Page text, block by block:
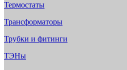
Термостаты
Трансформаторы
Трубки и фитинги
ТЭНы